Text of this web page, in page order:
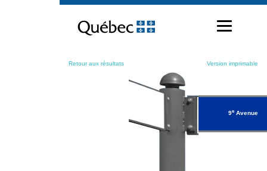
contenu
Retour aux résultats Version imprimable
9eAvenue